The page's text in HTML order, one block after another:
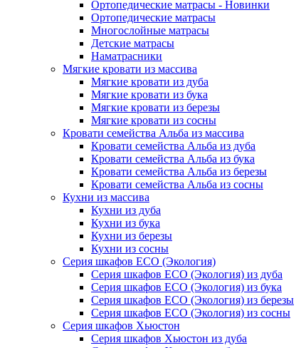
Ортопедические матрасы - Новинки
Ортопедические матрасы
Многослойные матрасы
Детские матрасы
Наматрасники
Мягкие кровати из массива
Мягкие кровати из дуба
Мягкие кровати из бука
Мягкие кровати из березы
Мягкие кровати из сосны
Кровати семейства Альба из массива
Кровати семейства Альба из дуба
Кровати семейства Альба из бука
Кровати семейства Альба из березы
Кровати семейства Альба из сосны
Кухни из массива
Кухни из дуба
Кухни из бука
Кухни из березы
Кухни из сосны
Серия шкафов ECO (Экология)
Серия шкафов ECO (Экология) из дуба
Серия шкафов ECO (Экология) из бука
Серия шкафов ECO (Экология) из березы
Серия шкафов ECO (Экология) из сосны
Серия шкафов Хьюстон
Серия шкафов Хьюстон из дуба